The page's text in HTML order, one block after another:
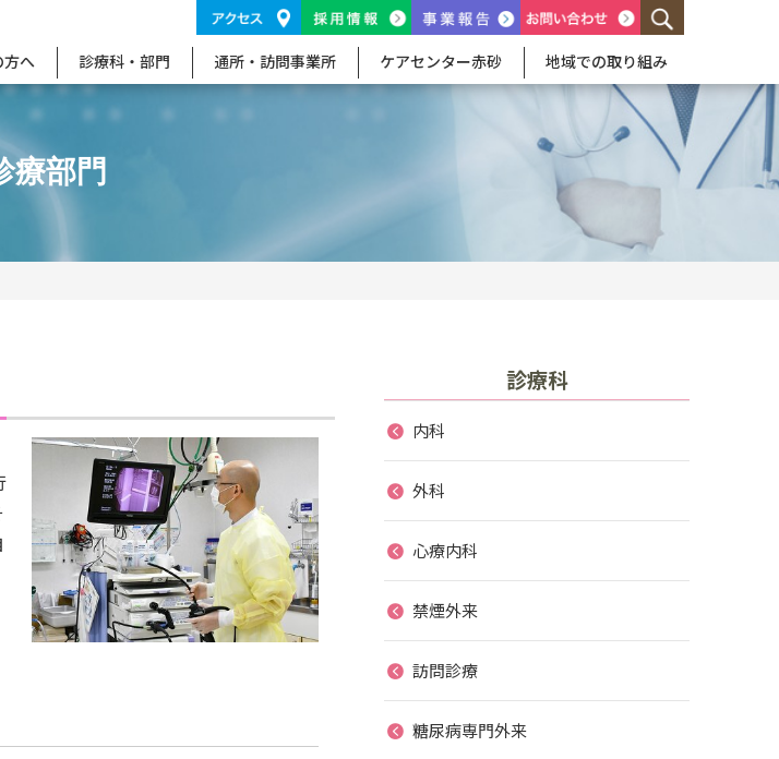
方へ 診療科・部門 通所・訪問事業所 ケアセンター赤砂 地域での取り組み
療部門
診療科
内科
外科
心療内科
禁煙外来
訪問診療
糖尿病専門外来